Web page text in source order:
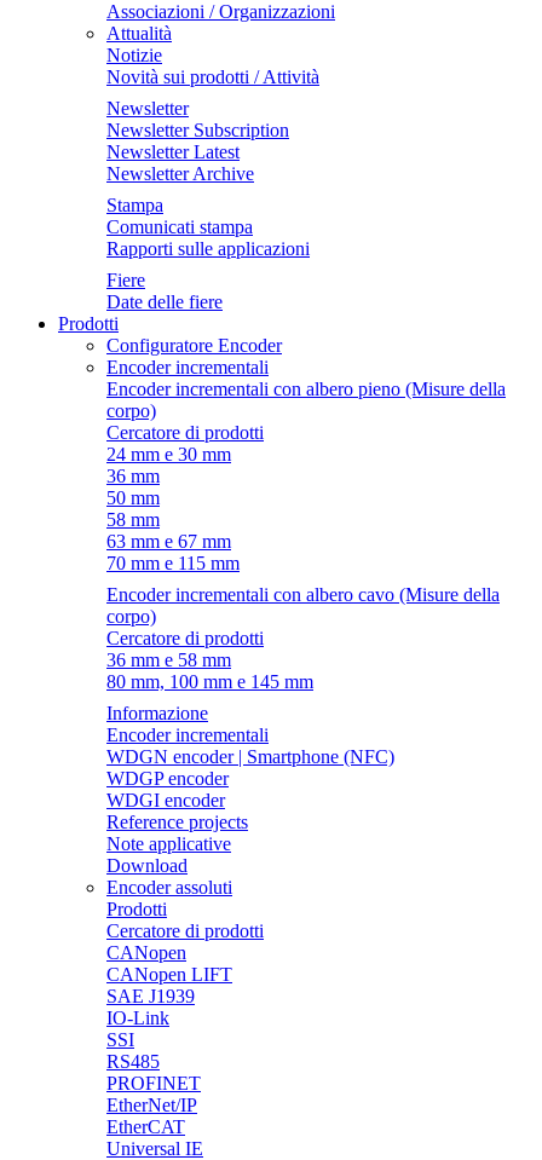
Associazioni / Organizzazioni
Attualità
Notizie
Novità sui prodotti / Attività
Newsletter
Newsletter Subscription
Newsletter Latest
Newsletter Archive
Stampa
Comunicati stampa
Rapporti sulle applicazioni
Fiere
Date delle fiere
Prodotti
Configuratore Encoder
Encoder incrementali
Encoder incrementali con albero pieno (Misure della
corpo)
Cercatore di prodotti
24 mm e 30 mm
36 mm
50 mm
58 mm
63 mm e 67 mm
70 mm e 115 mm
Encoder incrementali con albero cavo (Misure della
corpo)
Cercatore di prodotti
36 mm e 58 mm
80 mm, 100 mm e 145 mm
Informazione
Encoder incrementali
WDGN encoder | Smartphone (NFC)
WDGP encoder
WDGI encoder
Reference projects
Note applicative
Download
Encoder assoluti
Prodotti
Cercatore di prodotti
CANopen
CANopen LIFT
SAE J1939
IO-Link
SSI
RS485
PROFINET
EtherNet/IP
EtherCAT
Universal IE